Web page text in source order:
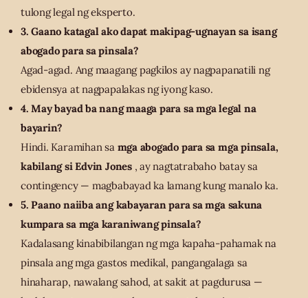
tulong legal ng eksperto.
3. Gaano katagal ako dapat makipag-ugnayan sa isang
abogado para sa pinsala?
Agad-agad. Ang maagang pagkilos ay nagpapanatili ng
ebidensya at nagpapalakas ng iyong kaso.
4. May bayad ba nang maaga para sa mga legal na
bayarin?
Hindi. Karamihan sa mga abogado para sa mga pinsala,
kabilang si Edvin Jones, ay nagtatrabaho batay sa
contingency — magbabayad ka lamang kung manalo ka.
5. Paano naiiba ang kabayaran para sa mga sakuna
kumpara sa mga karaniwang pinsala?
Kadalasang kinabibilangan ng mga kapaha-pahamak na
pinsala ang mga gastos medikal, pangangalaga sa
hinaharap, nawalang sahod, at sakit at pagdurusa —